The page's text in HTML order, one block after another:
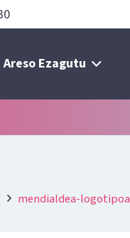
Areso Ezagutu
mendialdea-logotipoa